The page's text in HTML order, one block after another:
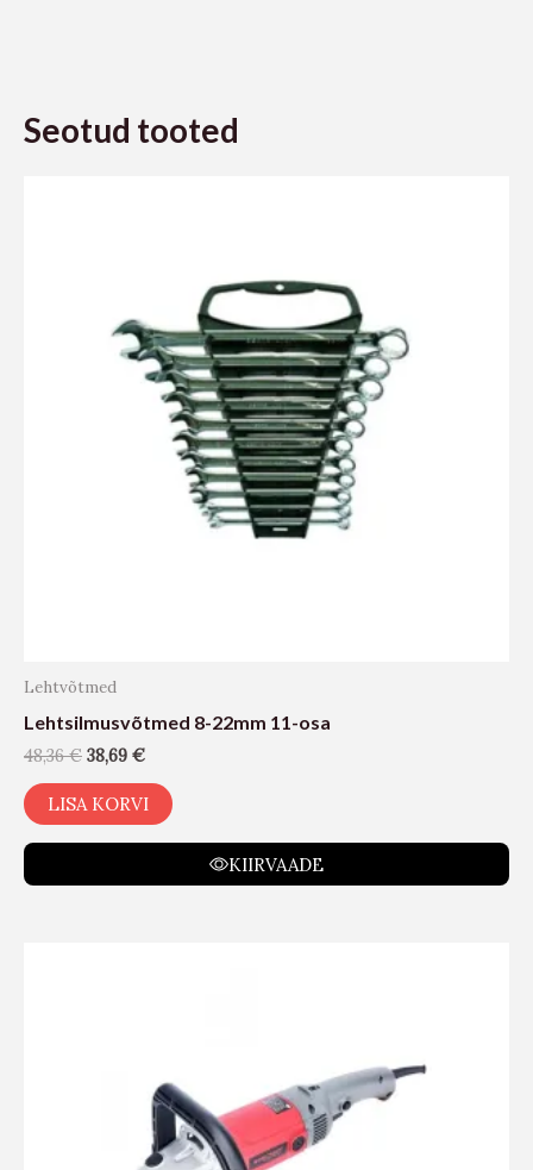
Seotud tooted
Lehtvõtmed
Lehtsilmusvõtmed 8-22mm 11-osa
48,36€ 38,69 €
LISA KORVI
KIIRVAADE